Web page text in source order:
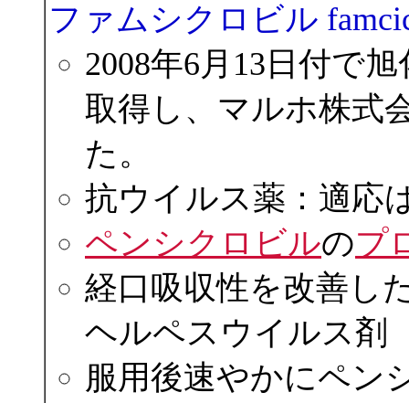
ファムシクロビル
2008年6月13日付で
取得し、マルホ株式
た。
抗ウイルス薬：適応
ペンシクロビルのプ
経口吸収性を改善し
ヘルペスウイルス剤
服用後速やかにペン